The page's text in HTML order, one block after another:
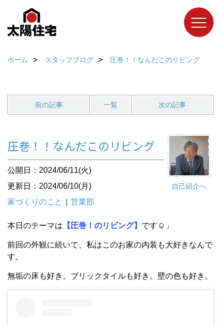
ホーム スタッフブログ 圧巻！！なんだこのリビング
前の記事 一覧 次の記事
自己紹介へ
圧巻！！なんだこのリビング
公開日：2024/06/11(火)
更新日：2024/06/10(月)
家づくりのこと
営業部
本日のテーマは 【圧巻！のリビング】 です☺︎」
前回の外観に続いて、私はこのお家の内装も大好きなんで
す。
無垢の床も好き。ブリックタイルも好き。壁の色も好き。